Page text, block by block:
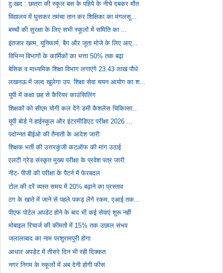
दुःखद : छात्रा की स्कूल बस के पहिये के नीचे दबकर मौत
विद्यालय में घुसकर तमंचा तान कर शिक्षिका का मंगलसू...
बच्चों की सुरक्षा के लिए सभी स्कूलों में समिति का ...
इंतजार खत्म, यूनिफार्म, बैग और जूता मोजे के लिए आए...
विभिन्न विभागों के कार्मिकों का भत्ता 50% तक बढ़ा
बेसिक व माध्यमिक शिक्षा विभाग लगाएंगे 23.43 लाख पौधे
लखनऊ में जल्द खुलेगा उप. शिक्षा सेवा चयन आयोग का श...
यूपी में कक्षा छह से कैरियर काउंसिलिंग
शिक्षकों को सीएम योगी कल देंगे डमी कैशलेस चिकित्सा...
यूपी बोर्ड ने हाईस्कूल और इंटरमीडिएट परीक्षा 2026 ...
पदोन्नत बीईओ की तैनाती के आदेश जारी
शिक्षक भर्ती की उत्तरकुंजी कटऑफ की मांग उठाई
एलटी ग्रेड संस्कृत मुख्य परीक्षा के प्रवेश पत्र जारी
नीट- पीजी की परीक्षा के पैटर्न में फेरबदल
टोल की दरें व्यस्त समय में 20% बढ़ाने का प्रस्ताव
ठग के खाते में जाने से पहले पकड़ लेंगे रकम, एआई तक...
पीएफ पोर्टल अपडेट होने के बाद भी कई सेवाएं शुरू नहीं
मोबाइल रिचार्ज की कीमतों में 15% तक उछाल संभव
जलालाबाद का नाम परशुरामपुरी होगा
आधार अपडेट में तीसरे दिन भी रही दिक्कत
नगर निगम के स्कूलों में अब देनी होगी फीस